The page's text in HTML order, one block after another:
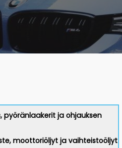
pyöränlaakerit ja ohjauksen
moottoriöljyt ja vaihteistoöljyt